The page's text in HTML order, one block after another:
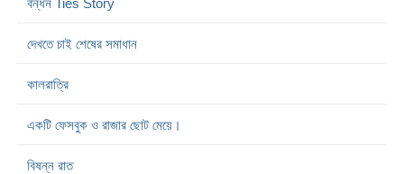
দেখতে চাই শেষের সমাধান
কালরাত্রি
একটি ফেসবুক ও রাজার ছোট মেয়ে।
বিষন্ন রাত